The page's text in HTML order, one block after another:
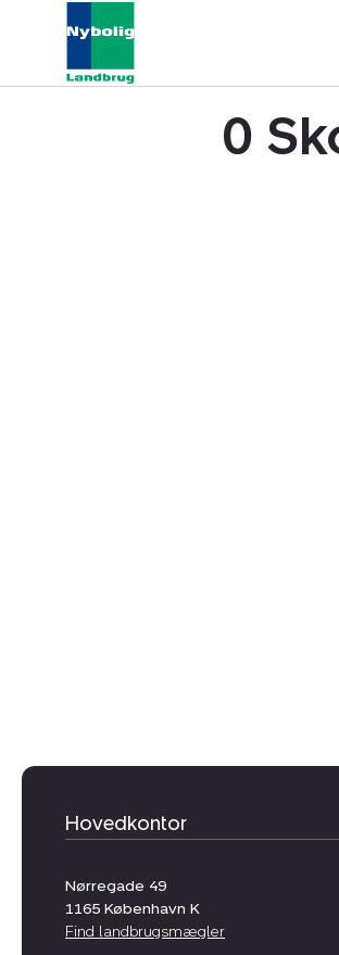
0
Hovedkontor
Nørregade 49
1165 København K
Find landbrugsmægler